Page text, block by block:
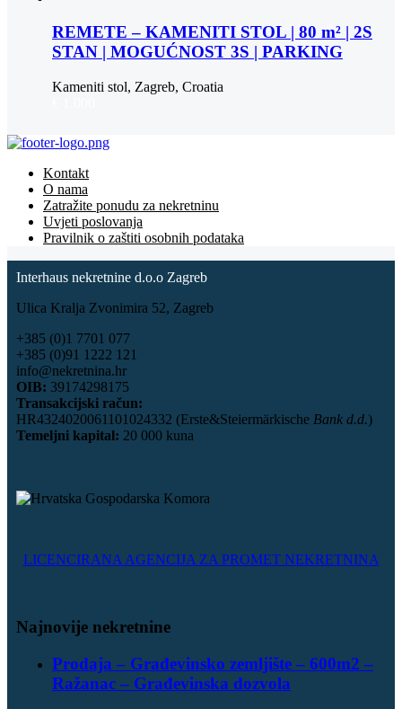
REMETE – KAMENITI STOL | 80 m² | 2S
STAN | MOGUĆNOST 3S | PARKING
Kameniti stol, Zagreb, Croatia
Kontakt
O nama
Zatražite ponudu za nekretninu
Uvjeti poslovanja
Pravilnik o zaštiti osobnih podataka
Interhaus nekretnine d.o.o Zagreb
Ulica Kralja Zvonimira 52, Zagreb
+385 (0)1 7701 077
+385 (0)91 1222 121
info@nekretnina.hr
OIB: 39174298175
Transakcijski račun:
HR4324020061101024332 (Erste&Steiermärkische Bank d.d.)
Temeljni kapital: 20 000 kuna
LICENCIRANA AGENCIJA ZA PROMET NEKRETNINA
Najnovije nekretnine
Prodaja – Građevinsko zemljište – 600m2 –
Ražanac – Građevinska dozvola